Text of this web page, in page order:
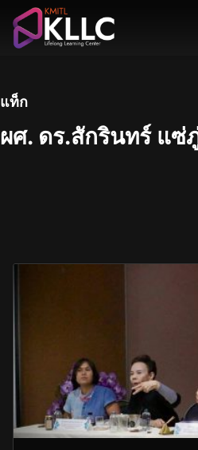
content
แท็ก
ผศ. ดร.สักรินทร์ แซ่